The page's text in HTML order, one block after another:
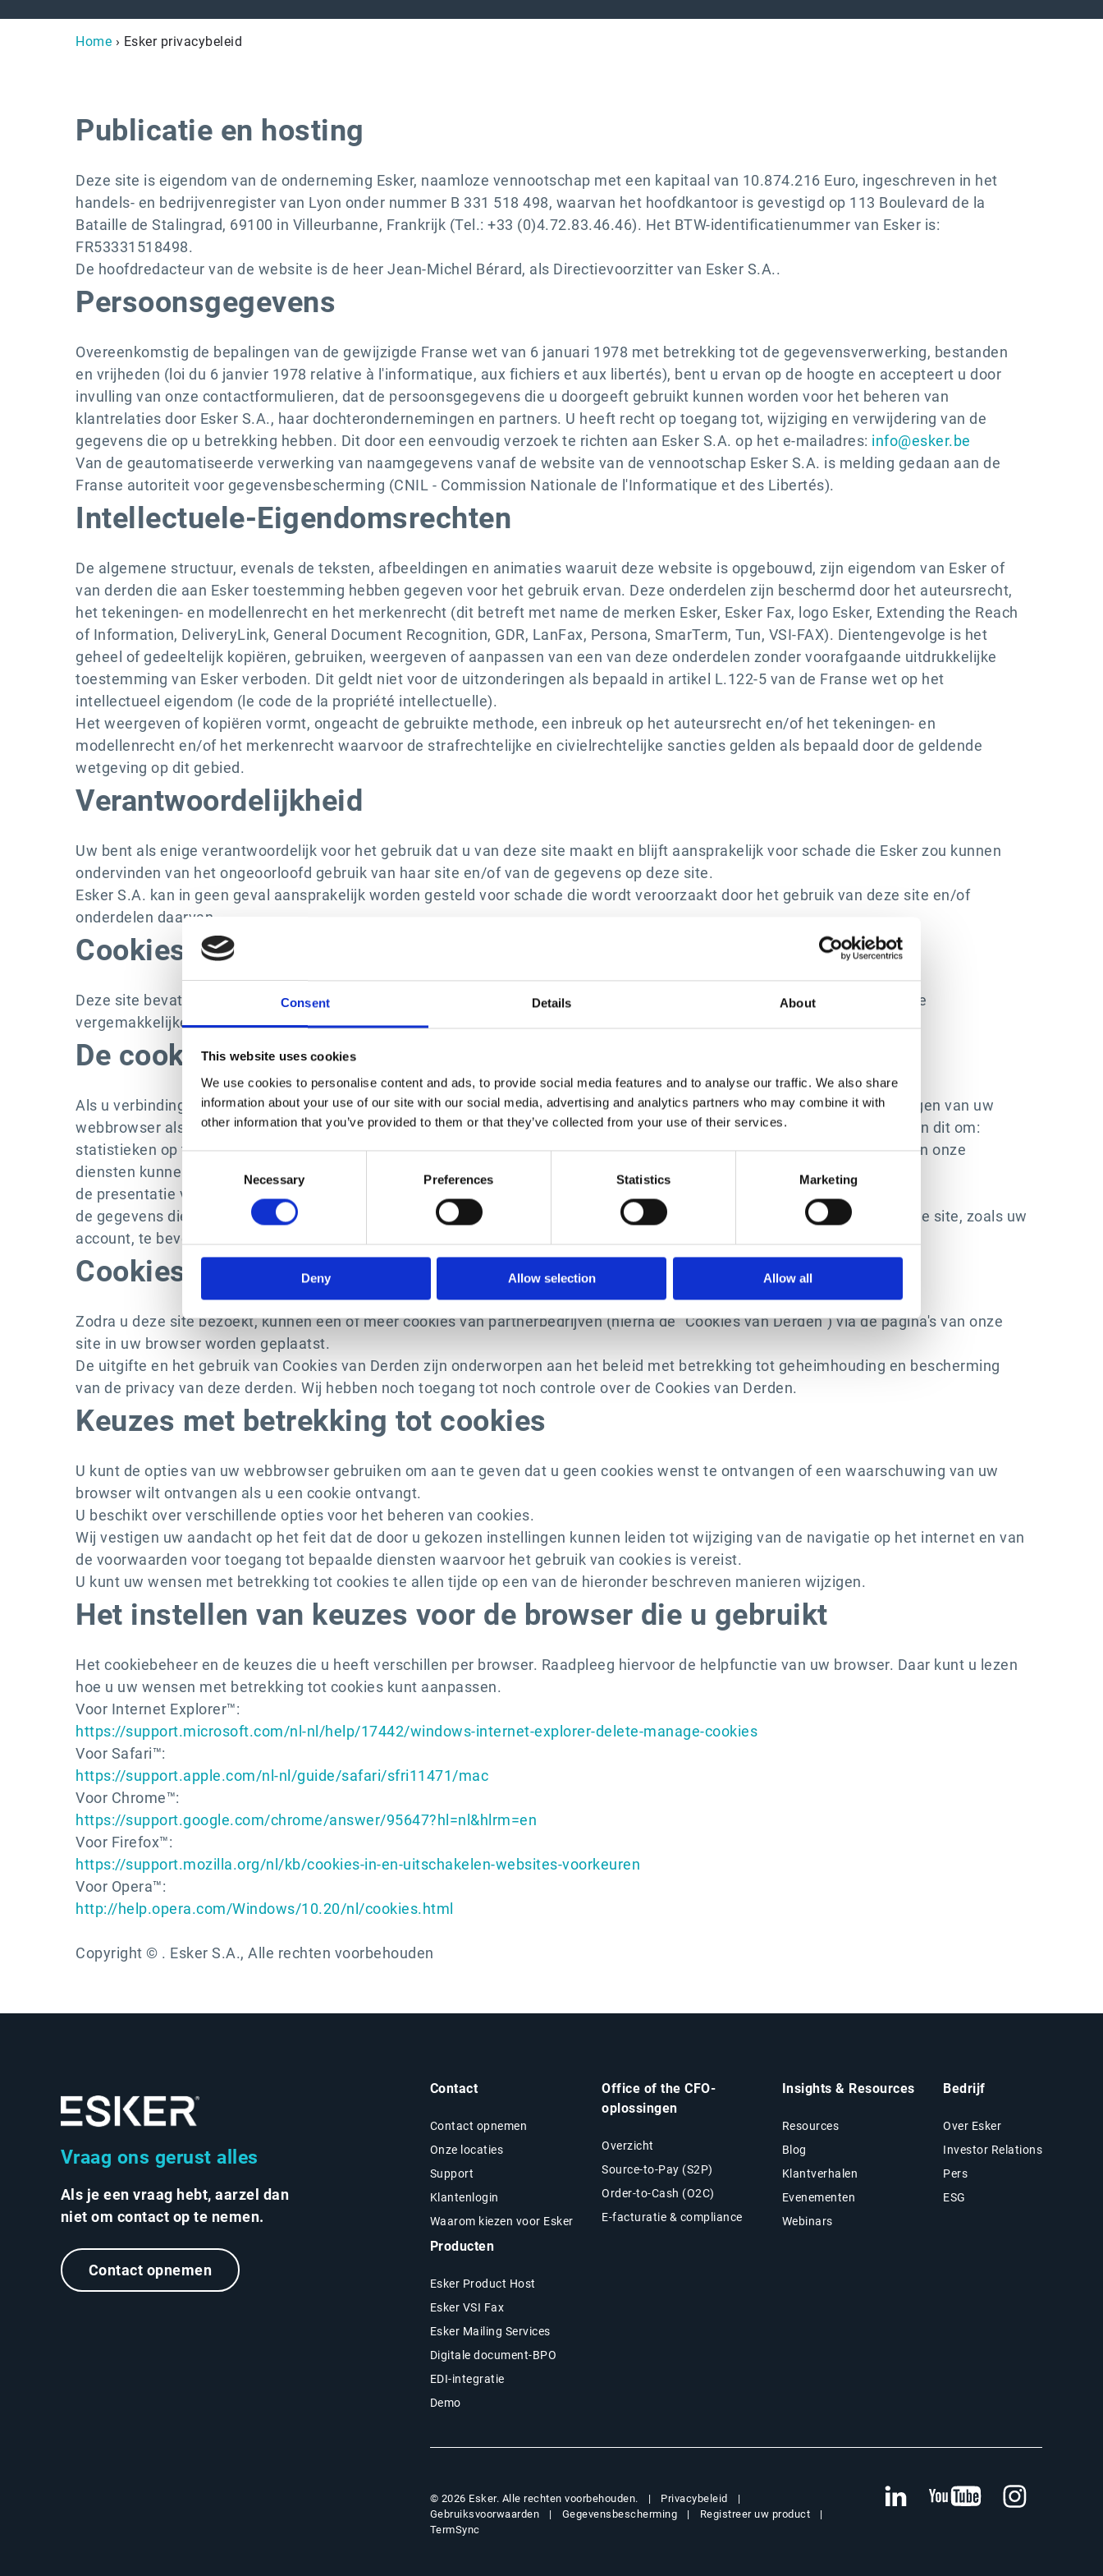
Consent Details About
This website uses cookies
We use cookies to personalise content and ads, to provide social media features and to analyse our traffic. We also share
information about your use of our site with our social media, advertising and analytics partners who may combine it with
other information that you’ve provided to them or that they’ve collected from your use of their services.
Necessary Preferences Statistics Marketing
Deny Allow selection Allow all
Home › Esker privacybeleid
Publicatie en hosting
Deze site is eigendom van de onderneming Esker, naamloze vennootschap met een kapitaal van 10.874.216 Euro, ingeschreven in het
handels- en bedrijvenregister van Lyon onder nummer B 331 518 498, waarvan het hoofdkantoor is gevestigd op 113 Boulevard de la
Bataille de Stalingrad, 69100 in Villeurbanne, Frankrijk (Tel.: +33 (0)4.72.83.46.46). Het BTW-identificatienummer van Esker is:
FR53331518498.
De hoofdredacteur van de website is de heer Jean-Michel Bérard, als Directievoorzitter van Esker S.A..
Persoonsgegevens
Overeenkomstig de bepalingen van de gewijzigde Franse wet van 6 januari 1978 met betrekking tot de gegevensverwerking, bestanden
en vrijheden (loi du 6 janvier 1978 relative à l'informatique, aux fichiers et aux libertés), bent u ervan op de hoogte en accepteert u door
invulling van onze contactformulieren, dat de persoonsgegevens die u doorgeeft gebruikt kunnen worden voor het beheren van
klantrelaties door Esker S.A., haar dochterondernemingen en partners. U heeft recht op toegang tot, wijziging en verwijdering van de
gegevens die op u betrekking hebben. Dit door een eenvoudig verzoek te richten aan Esker S.A. op het e-mailadres: info@esker.be
Van de geautomatiseerde verwerking van naamgegevens vanaf de website van de vennootschap Esker S.A. is melding gedaan aan de
Franse autoriteit voor gegevensbescherming (CNIL - Commission Nationale de l'Informatique et des Libertés).
Intellectuele-Eigendomsrechten
De algemene structuur, evenals de teksten, afbeeldingen en animaties waaruit deze website is opgebouwd, zijn eigendom van Esker of
van derden die aan Esker toestemming hebben gegeven voor het gebruik ervan. Deze onderdelen zijn beschermd door het auteursrecht,
het tekeningen- en modellenrecht en het merkenrecht (dit betreft met name de merken Esker, Esker Fax, logo Esker, Extending the Reach
of Information, DeliveryLink, General Document Recognition, GDR, LanFax, Persona, SmarTerm, Tun, VSI-FAX). Dientengevolge is het
geheel of gedeeltelijk kopiëren, gebruiken, weergeven of aanpassen van een van deze onderdelen zonder voorafgaande uitdrukkelijke
toestemming van Esker verboden. Dit geldt niet voor de uitzonderingen als bepaald in artikel L.122-5 van de Franse wet op het
intellectueel eigendom (le code de la propriété intellectuelle).
Het weergeven of kopiëren vormt, ongeacht de gebruikte methode, een inbreuk op het auteursrecht en/of het tekeningen- en
modellenrecht en/of het merkenrecht waarvoor de strafrechtelijke en civielrechtelijke sancties gelden als bepaald door de geldende
wetgeving op dit gebied.
Verantwoordelijkheid
Uw bent als enige verantwoordelijk voor het gebruik dat u van deze site maakt en blijft aansprakelijk voor schade die Esker zou kunnen
ondervinden van het ongeoorloofd gebruik van haar site en/of van de gegevens op deze site.
Esker S.A. kan in geen geval aansprakelijk worden gesteld voor schade die wordt veroorzaakt door het gebruik van deze site en/of
onderdelen daarvan.
Cookies
Deze site bevat een cookie-systeem. "Cookies" zijn bestandjes die naar uw harde schijf worden gestuurd om de navigatie te
vergemakkelijken en statistieken op te stellen over het aantal bezoeken.
De cookies van de website esker.com
Als u verbinding maakt met onze sitehttps://www.esker.com, kan dit, afhankelijk van de keuzes als gevolg van de instellingen van uw
webbrowser als hieronder omschreven, voor ons aanleiding vormen om diverse Cookies in uw browser te plaatsen. Wij doen dit om:
statistieken op te stellen met betrekking tot uw bezoek (aantal bezoeken, bezochte pagina's enz.) zodat wij de kwaliteit van onze
diensten kunnen monitoren en verbeteren.
de presentatie van onze site aan te passen aan de weergavevoorkeuren van uw browser.
de gegevens die op formulieren zijn ingevuld op te slaan, te beheren en de toegang tot speciale en persoonlijke ruimte op de site, zoals uw
account, te beveiligen.
Cookies van derden
Zodra u deze site bezoekt, kunnen een of meer cookies van partnerbedrijven (hierna de "Cookies van Derden") via de pagina's van onze
site in uw browser worden geplaatst.
De uitgifte en het gebruik van Cookies van Derden zijn onderworpen aan het beleid met betrekking tot geheimhouding en bescherming
van de privacy van deze derden. Wij hebben noch toegang tot noch controle over de Cookies van Derden.
Keuzes met betrekking tot cookies
U kunt de opties van uw webbrowser gebruiken om aan te geven dat u geen cookies wenst te ontvangen of een waarschuwing van uw
browser wilt ontvangen als u een cookie ontvangt.
U beschikt over verschillende opties voor het beheren van cookies.
Wij vestigen uw aandacht op het feit dat de door u gekozen instellingen kunnen leiden tot wijziging van de navigatie op het internet en van
de voorwaarden voor toegang tot bepaalde diensten waarvoor het gebruik van cookies is vereist.
U kunt uw wensen met betrekking tot cookies te allen tijde op een van de hieronder beschreven manieren wijzigen.
Het instellen van keuzes voor de browser die u gebruikt
Het cookiebeheer en de keuzes die u heeft verschillen per browser. Raadpleeg hiervoor de helpfunctie van uw browser. Daar kunt u lezen
hoe u uw wensen met betrekking tot cookies kunt aanpassen.
Voor Internet Explorer™:
https://support.microsoft.com/nl-nl/help/17442/windows-internet-explorer-delete-manage-cookies
Voor Safari™:
https://support.apple.com/nl-nl/guide/safari/sfri11471/mac
Voor Chrome™:
https://support.google.com/chrome/answer/95647?hl=nl&hlrm=en
Voor Firefox™:
https://support.mozilla.org/nl/kb/cookies-in-en-uitschakelen-websites-voorkeuren
Voor Opera™:
http://help.opera.com/Windows/10.20/nl/cookies.html
Copyright © . Esker S.A., Alle rechten voorbehouden
Vraag ons gerust alles
Als je een vraag hebt, aarzel dan
niet om contact op te nemen.
Contact opnemen
Contact
Contact opnemen
Onze locaties
Support
Klantenlogin
Waarom kiezen voor Esker
Office of the CFO-
oplossingen
Overzicht
Source-to-Pay (S2P)
Order-to-Cash (O2C)
E-facturatie & compliance
Insights & Resources
Resources
Blog
Klantverhalen
Evenementen
Webinars
Bedrijf
Over Esker
Investor Relations
Pers
ESG
Producten
Esker Product Host
Esker VSI Fax
Esker Mailing Services
Digitale document-BPO
EDI-integratie
Demo
© 2026 Esker. Alle rechten voorbehouden.
Privacybeleid
Gebruiksvoorwaarden
Gegevensbescherming
Registreer uw product
TermSync